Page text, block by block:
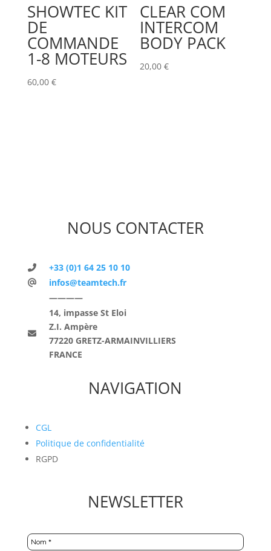
SHOWTEC KIT
DE
COMMANDE
1-8 MOTEURS
60,00 €
CLEAR COM
INTERCOM
BODY PACK
20,00€
NOUS CONTACTER
+33 (0)1 64 25 10 10
infos@teamtech.fr
————
14, impasse St Eloi
Z.I. Ampère
77220 GRETZ-ARMAINVILLIERS
FRANCE
NAVIGATION
CGL
Politique de confidentialité
RGPD
NEWSLETTER